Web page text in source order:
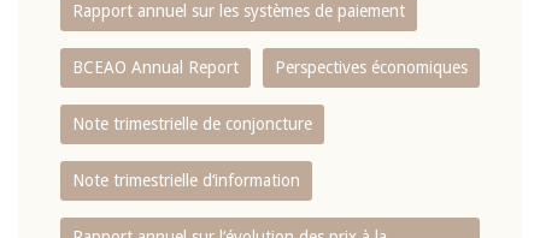
Rapport annuel sur les systèmes de paiement
BCEAO Annual Report Perspectives économiques
Note trimestrielle de conjoncture
Note trimestrielle d‘information